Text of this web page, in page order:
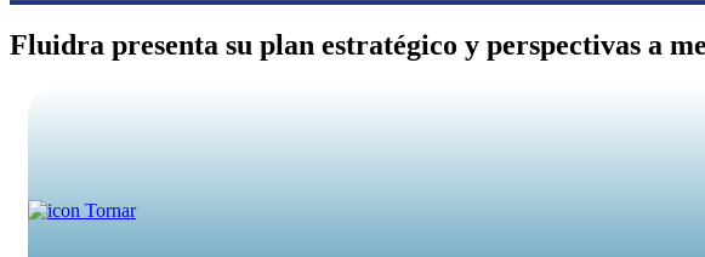
Fluidra presenta su plan estratégico y perspectivas a
Tornar